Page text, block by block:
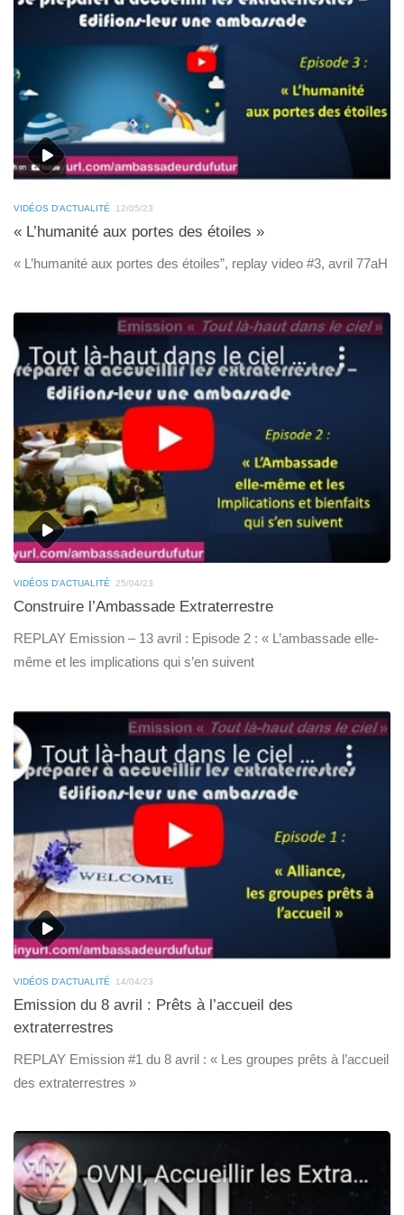
VIDÉOS D'ACTUALITÉ 12/05/23
« L’humanité aux portes des étoiles »
« L’humanité aux portes des étoiles”, replay video #3, avril 77aH
VIDÉOS D'ACTUALITÉ 25/04/23
Construire l’Ambassade Extraterrestre
REPLAY Emission – 13 avril : Episode 2 : « L’ambassade elle-
même et les implications qui s’en suivent
VIDÉOS D'ACTUALITÉ 14/04/23
Emission du 8 avril : Prêts à l’accueil des
extraterrestres
REPLAY Emission #1 du 8 avril : « Les groupes prêts à l’accueil
des extraterrestres »